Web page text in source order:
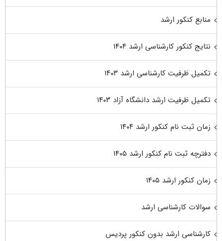
منابع کنکور ارشد
نتایج کنکور کارشناسی ارشد ۱۴۰۴
تکمیل ظرفیت کارشناسی ارشد ۱۴۰۳
تکمیل ظرفیت ارشد دانشگاه آزاد ۱۴۰۳
زمان ثبت نام کنکور ارشد ۱۴۰۴
دفترچه ثبت نام کنکور ارشد ۱۴۰۵
زمان کنکور ارشد ۱۴۰۵
سوالات کارشناسی ارشد
کارشناسی ارشد بدون کنکور پردیس